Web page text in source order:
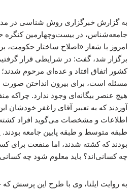
به گزارش خبرگزاری روش شناسی در
جامعه‌شناس، در بیست‌وچهارمین
امروز با شعار «اصلاح ساختار حکومت،
برگزار شد، گفت: در شرایطی قرار گرفتیم
کشور اتفاق افتاد و عده‌ای مرحوم
مسئله است، برای بیرون انداختن
هیچ عنصر بیگانه‌ای وجود ندارد. چراکه
آوردند که به تعبیر آقای راغفر خودشان
اطلاعات و مشخصات می‌گوید افراد
طبقه متوسط و طبقه پایین جامعه
بودند که کشته شدند، اما منفعت برای
چه کسانی‌اند؟ باید معلوم شود چه
به روایت ایلنا، وی با طرح این پرسش